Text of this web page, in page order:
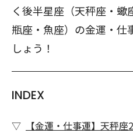
く後半星座（天秤座・
瓶座・魚座）の金運・仕
しょう！
INDEX
【金運・仕事運】天秤座